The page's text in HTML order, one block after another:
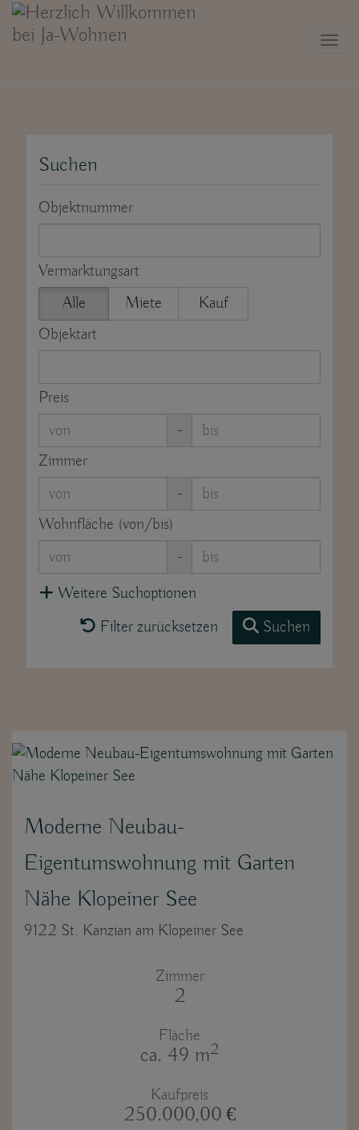
Suchen
Objektnummer
Vermarktungsart
Alle
Miete
Kauf
Objektart
Preis
-
Zimmer
-
Wohnfläche (von/bis)
-
Weitere Suchoptionen
Filter zurücksetzen
Suchen
Moderne Neubau-
Eigentumswohnung mit Garten
Nähe Klopeiner See
9122 St. Kanzian am Klopeiner See
Zimmer
2
Fläche
ca. 49 m2
Kaufpreis
250.000,00 €